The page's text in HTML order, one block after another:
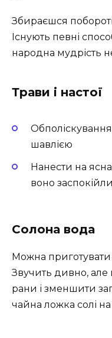
Збираєшся
Існують певні
народна мудрість
Трави і настої
шавлією
Нанести на
воно
Солона вода
Можна
Звучить дивно, але
рани і зменшити
чайна ложка солі